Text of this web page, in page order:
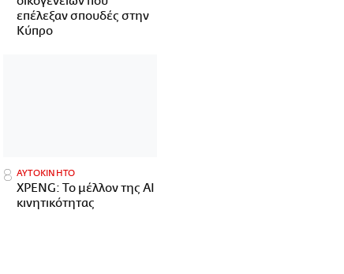
επέλεξαν σπουδές στην
Κύπρο
ΑΥΤΟΚΙΝΗΤΟ
XPENG: Το μέλλον της AI
κινητικότητας